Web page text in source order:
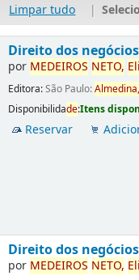
Limpar tudo |
Direito dos
por MEDEIROS NETO,
Editora:São Paulo:Almedina,
Disponibilidade:Itens
Reservar
Direito dos
por MEDEIROS NETO,